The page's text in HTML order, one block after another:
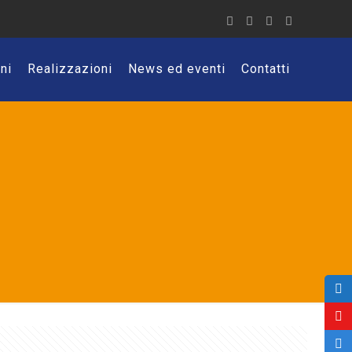
Realizzazioni News ed eventi Contatti